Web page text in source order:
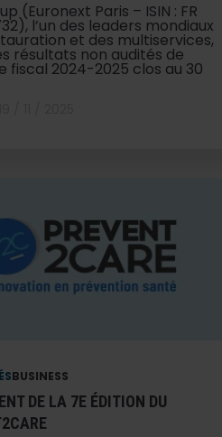
(Euronext Paris – ISIN : FR
l’un des leaders mondiaux
et des multiservices,
résultats non audités de
fiscal 2024-2025 clos au 30
BUSINESS
DE LA 7E ÉDITION DU